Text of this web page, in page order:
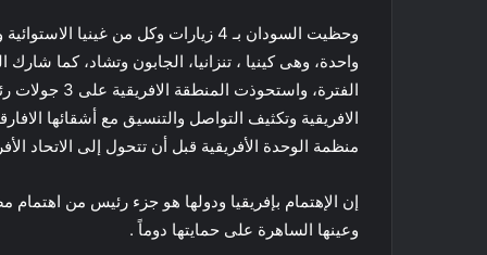
الفترة،
الافريقية وتكثيف التواصل والتنسيق مع أشقائها
منظمة الوحدة الأفريقية قبل أن تتحول إلى الاتحاد الأفريقي رسميا فى 2002 ، والذى
إن الإهتمام بإفريقيا ودولها هو جزء رئيس من اهتمام
وعينها الساهرة على حمايتها دوماً .